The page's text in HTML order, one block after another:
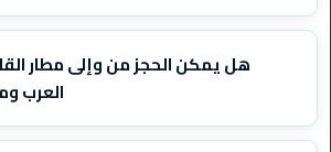
ليموزين
ليموزين
سعرتأجير سيارات الاسكندريهيختلف حسب
تواصل معنا عبر الواتساب وأخبرنا بتفاصيل رحلتك
مؤكداً فوراً — بدون رسوم خفية.
هل يمكن الحجز من وإلى مطار
العرب
نعم، نقدمتاكسي مطار القاهرةوليموزين